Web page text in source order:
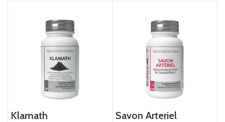
Klamath Savon Arteriel